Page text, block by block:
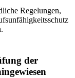
Regelungen,
der